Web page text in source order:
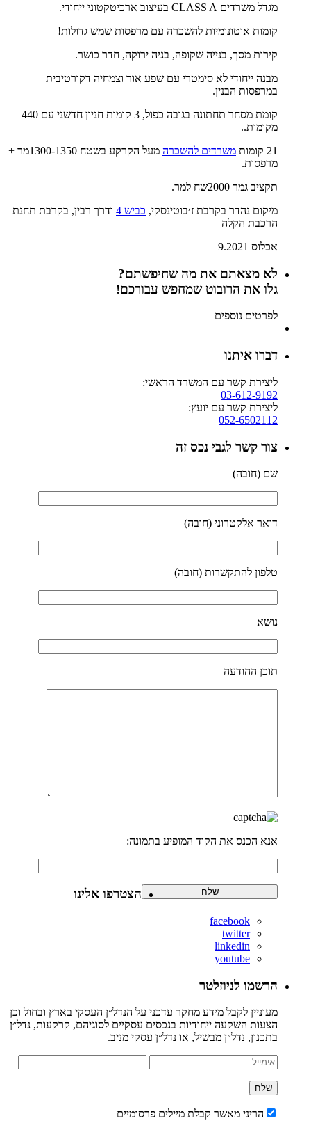
מגדל משרדים CLASS A בעיצוב ארכיטקטוני ייחודי.
קומות אוטונומיות להשכרה עם מרפסות שמש גדולות!
קירות מסך, בנייה שקופה, בניה ירוקה, חדר כושר.
מבנה ייחודי לא סימטרי עם שפע אור וצמחיה דקורטיבית
במרפסות הבנין.
קומת מסחר תחתונה בגובה כפול, 3 קומות חניון חדשני עם 440
מקומות..
21 קומות
משרדים להשכרה
מעל הקרקע בשטח 1300-1350מר +
מרפסות.
תקציב גמר 2000שח למר.
מיקום נהדר בקרבת ז׳בוטינסקי, כביש 4
ודרך רבין, בקרבת תחנת
הרכבת הקלה
אכלוס 9.2021
לא מצאתם את מה שחיפשתם?
גלו את הרובוט שמחפש עבורכם!
לפרטים נוספים
דברו איתנו
ליצירת קשר עם המשרד הראשי:
03-612-9192
ליצירת קשר עם יועץ:
052-6502112
צור קשר לגבי נכס זה
שם (חובה)
דואר אלקטרוני (חובה)
טלפון להתקשרות (חובה)
נושא
תוכן ההודעה
אנא הכנס את הקוד המופיע בתמונה:
הצטרפו אלינו
facebook
twitter
linkedin
youtube
הרשמו לניוזלטר
מעוניין לקבל מידע מחקר עדכני על הנדל״ן העסקי בארץ ובחול וכן
הצעות השקעה ייחודיות בנכסים עסקיים לסוגיהם, קרקעות, נדל״ן
בתכנון, נדל״ן מבשיל, או נדל״ן עסקי מניב.
הריני מאשר קבלת מיילים פרסומיים